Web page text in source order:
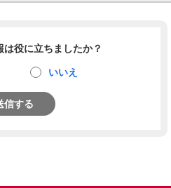
は役に立ちましたか？
いいえ
信する